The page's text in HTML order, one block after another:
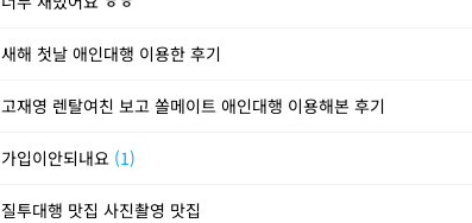
새해 첫날 애인대행 이용한 후기
고재영 렌탈여친 보고 쏠메이트 애인대행 이용해본 후기
가입이안되내요 (1)
질투대행 맛집 사진촬영 맛집